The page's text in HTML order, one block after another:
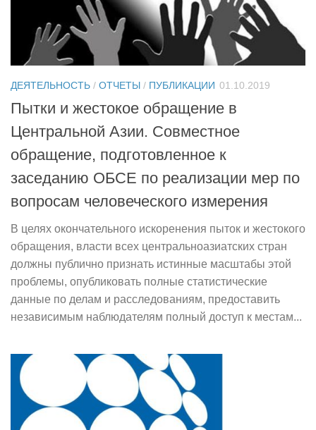
ДЕЯТЕЛЬНОСТЬ / ОТЧЕТЫ / ПУБЛИКАЦИИ 01.10.2019
Пытки и жестокое обращение в
Центральной Азии. Совместное
обращение, подготовленное к
заседанию ОБСЕ по реализации мер по
вопросам человеческого измерения
В целях окончательного искоренения пыток и жестокого
обращения, власти всех центральноазиатских стран
должны публично признать истинные масштабы этой
проблемы, опубликовать полные статистические
данные по делам и расследованиям, предоставить
независимым наблюдателям полный доступ к местам...